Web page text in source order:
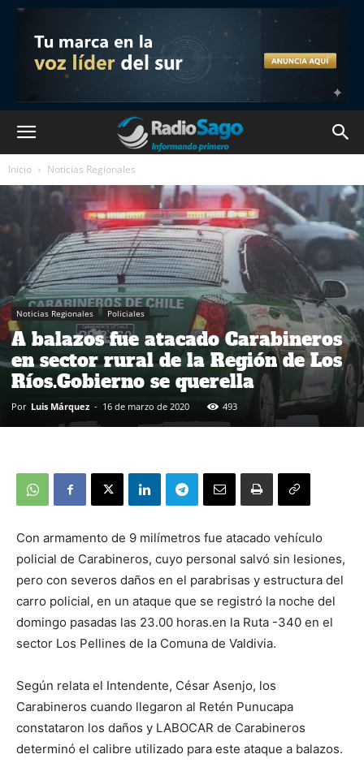
Inicio Noticias Regionales
Noticias Regionales Policiales
A balazos fue atacado Carabineros
en sector rural de la Región de Los
Ríos.Gobierno se querella
Por Luis Márquez - 16 de marzo de 2020 493
Con armamento de 9 milímetros fue atacado vehículo
policial de Carabineros, cuyo personal salvó sin lesiones,
pero con severos daños en el parabrisas y estructura del
carro policial, en un ataque que se registró la noche del
domingo pasadas las 23.00 horas.en la Ruta -340 en el
sector Los Pellines de la Comuna de Valdivia.
Según relata el Intendente, César Asenjo, los
Carabineros cuando llegaron al Retén Punucapa
constataron los daños y LABOCAR de Carabineros
determinó el calibre utilizado para este ataque a balazos.